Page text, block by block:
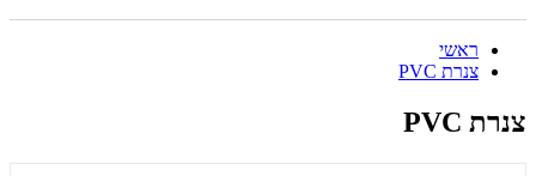
ראשי
צנרת PVC
צנרת PVC